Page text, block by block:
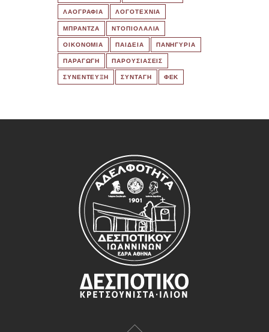
ΛΑΟΓΡΑΦΙΑ ΛΟΓΟΤΕΧΝΙΑ
ΜΠΡΑΝΤΖΑ ΝΤΟΠΙΟΛΑΛΙΑ
ΟΙΚΟΝΟΜΙΑ ΠΑΙΔΕΙΑ ΠΑΝΗΓΥΡΙΑ
ΠΑΡΑΓΩΓΗ ΠΑΡΟΥΣΙΑΣΕΙΣ
ΣΥΝΕΝΤΕΥΞΗ ΣΥΝΤΑΓΗ ΦΕΚ